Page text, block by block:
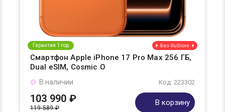
Гарантия 1 год
Смартфон Apple iPhone 17 Pro Max 256 ГБ,
Dual eSIM, Cosmic O
Код: 223302
В наличии
103 990 ₽
119 589 ₽
В корзину